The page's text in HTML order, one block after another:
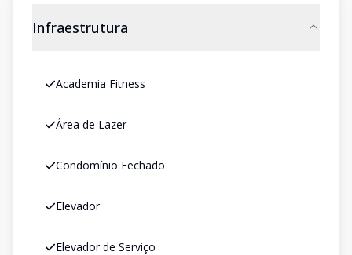
Infraestrutura
Academia Fitness
Área de Lazer
Condomínio Fechado
Elevador
Elevador de Serviço